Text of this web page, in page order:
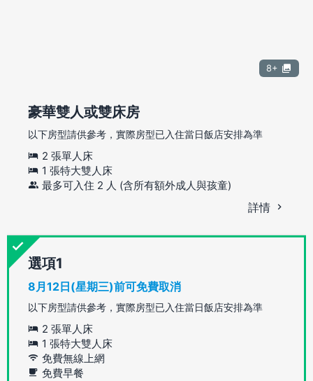
8+
豪華雙人或雙床房
以下房型請供參考，實際房型已入住當日飯店安排為準
2 張單人床
1 張特大雙人床
最多可入住 2 人 (含所有額外成人與孩童)
詳情
選項
8月12日(星期三)前可免費取消
以下房型請供參考，實際房型已入住當日飯店安排為準
2 張單人床
1 張特大雙人床
免費無線上網
免費早餐